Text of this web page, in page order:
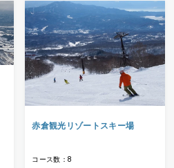
赤倉観光リゾートスキー場
コース数：8